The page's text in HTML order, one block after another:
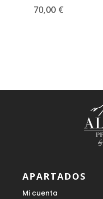
70,00 €
APARTADOS
Mi cuenta